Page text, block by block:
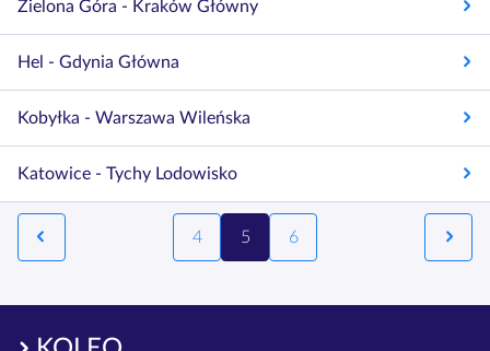
Zielona Góra - Kraków Główny
Hel - Gdynia Główna
Kobyłka - Warszawa Wileńska
Katowice - Tychy Lodowisko
4 5 6